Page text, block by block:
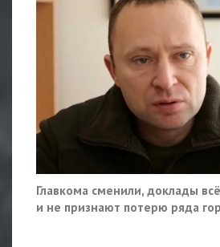
Главкома сменили, доклады
и не признают потерю ряда